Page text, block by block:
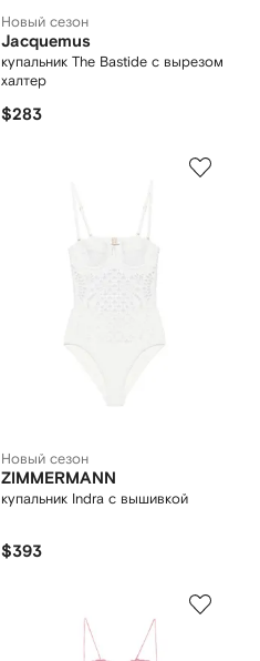
Новый сезон
Jacquemus
купальник The Bastide с вырезом
халтер
$283
Новый сезон
ZIMMERMANN
купальник Indra с вышивкой
$393